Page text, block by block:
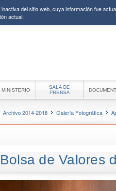
del sitio web, cuya información fue
actual.
MINISTERIO
SALA DE
PRENSA
Archivo 2014-2018 Galería Fotográfica
de Valores